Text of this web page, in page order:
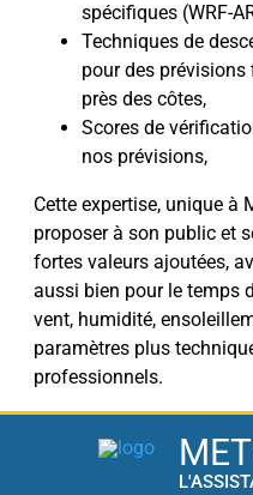
spécifiques (WRF-
Techniques de
pour des
près des côtes,
Scores de
nos prévisions,
Cette expertise, unique à
proposer à son public et
fortes valeurs ajoutées,
aussi bien pour le temps
vent, humidité,
paramètres plus
professionnels.